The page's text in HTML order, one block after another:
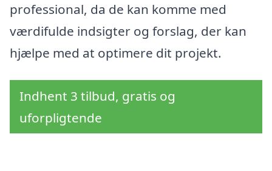
professional, da de kan komme med
værdifulde indsigter og forslag, der kan
hjælpe med at optimere dit projekt.
Indhent 3 tilbud, gratis og
uforpligtende